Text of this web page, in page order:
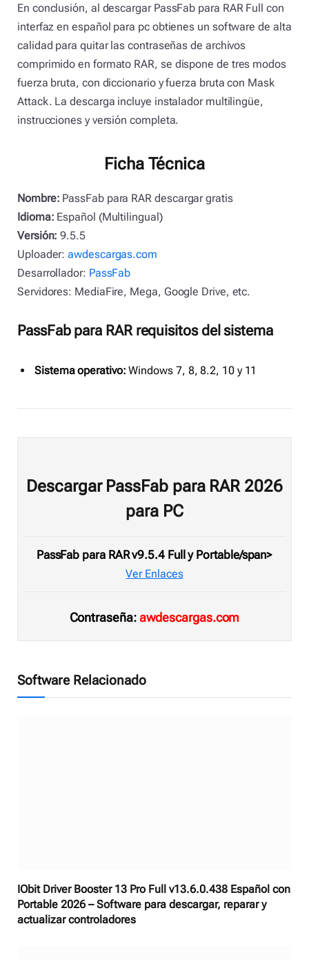
En conclusión, al descargar PassFab para RAR Full con
interfaz en español para pc obtienes un software de alta
calidad para quitar las contraseñas de archivos
comprimido en formato RAR, se dispone de tres modos
fuerza bruta, con diccionario y fuerza bruta con Mask
Attack. La descarga incluye instalador multilingüe,
instrucciones y versión completa.
Ficha Técnica
Nombre: PassFab para RAR descargar gratis
Idioma: Español (Multilingual)
Versión: 9.5.5
Uploader:awdescargas.com
Desarrollador: PassFab
Servidores: MediaFire, Mega, Google Drive, etc.
PassFab para RAR requisitos del sistema
Sistema operativo: Windows 7, 8, 8.2, 10 y 11
Descargar PassFab para RAR 2026
para PC
PassFab para RAR v9.5.4 Full y Portable/span>
Ver Enlaces
Contraseña:awdescargas.com
Software Relacionado
IObit Driver Booster 13 Pro Full v13.6.0.438 Español con
Portable 2026 – Software para descargar, reparar y
actualizar controladores